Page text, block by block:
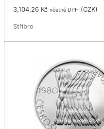
3,104.26 Kč včetně DPH (CZK)
Stříbro